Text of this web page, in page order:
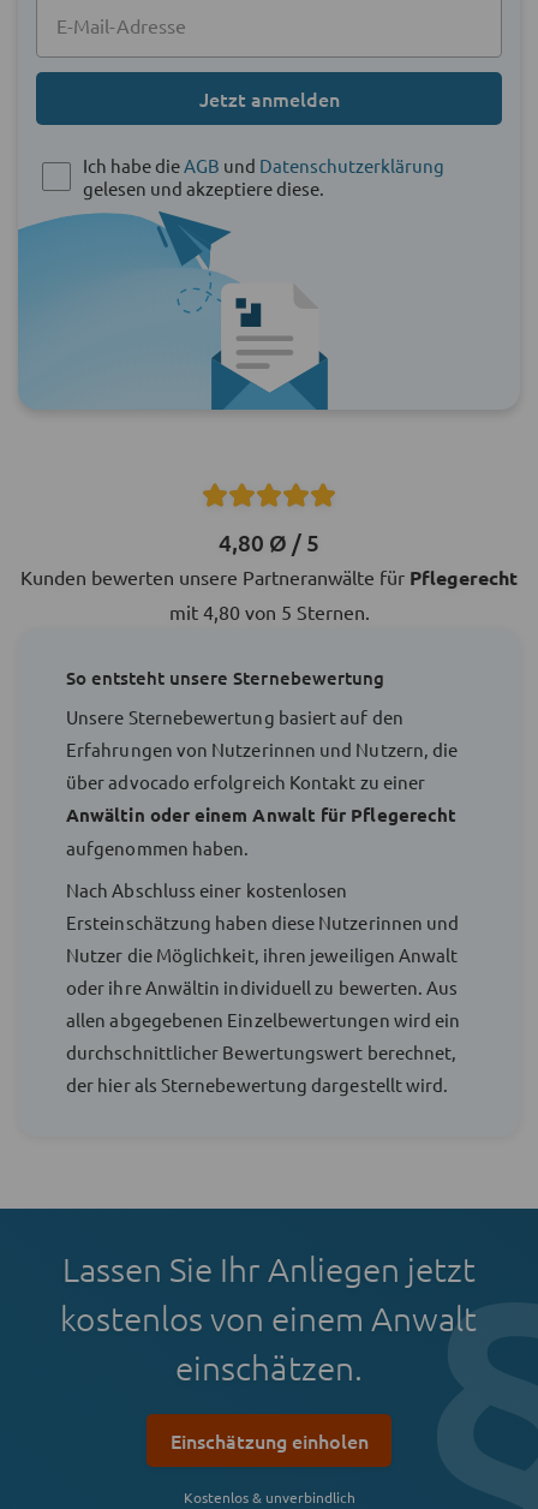
Jetzt anmelden
Ich habe die AGB und Datenschutzerklärung
gelesen und akzeptiere diese.
4,80 Ø / 5
Kunden bewerten unsere Partneranwälte für Pflegerecht
mit 4,80 von 5 Sternen.
So entsteht unsere Sternebewertung
Unsere Sternebewertung basiert auf den
Erfahrungen von Nutzerinnen und Nutzern, die
über advocado erfolgreich Kontakt zu einer
Anwältin oder einem Anwalt für Pflegerecht
aufgenommen haben.
Nach Abschluss einer kostenlosen
Ersteinschätzung haben diese Nutzerinnen und
Nutzer die Möglichkeit, ihren jeweiligen Anwalt
oder ihre Anwältin individuell zu bewerten. Aus
allen abgegebenen Einzelbewertungen wird ein
durchschnittlicher Bewertungswert berechnet,
der hier als Sternebewertung dargestellt wird.
Lassen Sie Ihr Anliegen jetzt
kostenlos von einem Anwalt
einschätzen.
Einschätzung einholen
Kostenlos & unverbindlich